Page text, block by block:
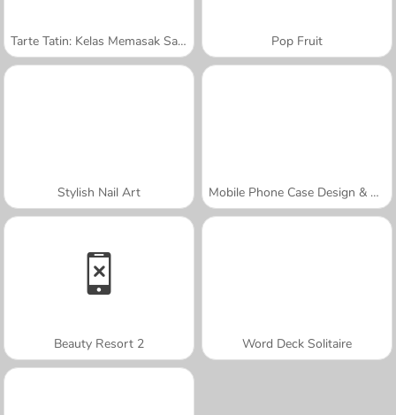
Tarte Tatin: Kelas Memasak Sara Pop Fruit
Stylish Nail Art Mobile Phone Case Design & DIY
Beauty Resort 2 Word Deck Solitaire